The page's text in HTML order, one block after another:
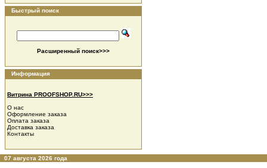
Быстрый поиск
Расширенный поиск>>>
Информация
Витрина PROOFSHOP.RU>>>
О нас
Оформление заказа
Оплата заказа
Доставка заказа
Контакты
07 августа 2026 года